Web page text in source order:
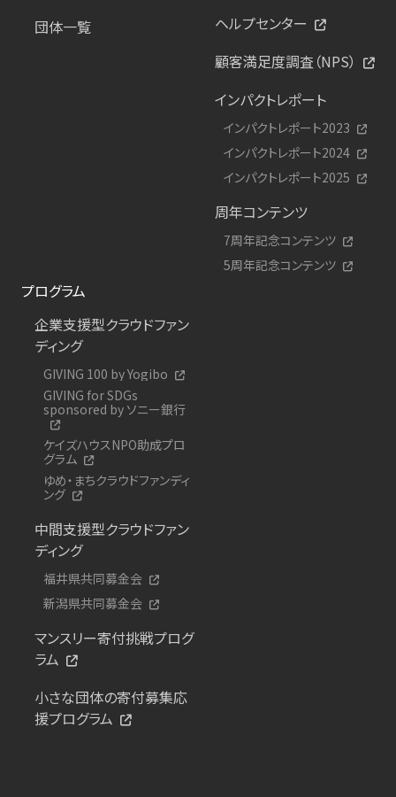
団体一覧
ヘルプセンター
顧客満足度調査（NPS）
インパクトレポート
インパクトレポート2023
インパクトレポート2024
インパクトレポート2025
周年コンテンツ
7周年記念コンテンツ
5周年記念コンテンツ
プログラム
企業支援型クラウドファン
ディング
GIVING 100 by Yogibo
GIVING for SDGs
sponsored by ソニー銀行
ケイズハウスNPO助成プロ
グラム
ゆめ・まちクラウドファンディ
ング
中間支援型クラウドファン
ディング
福井県共同募金会
新潟県共同募金会
マンスリー寄付挑戦プログ
ラム
小さな団体の寄付募集応
援プログラム